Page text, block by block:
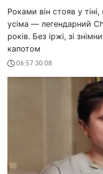
Роками він стояв у
усіма — легендарний
років. Без іржі, зі
капотом
06:57 30.08